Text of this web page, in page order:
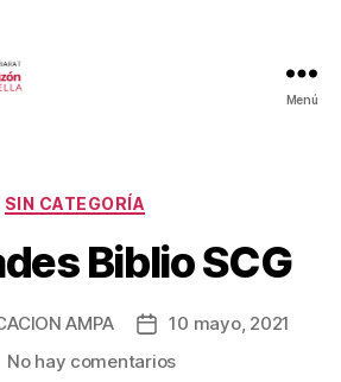
Menú
Categorías
SIN CATEGORÍA
Biblio SCG
AMPA
Fecha
de
10 mayo, 2021
No hay comentariosen